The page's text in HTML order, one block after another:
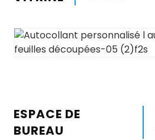
ESPACE DE
BUREAU